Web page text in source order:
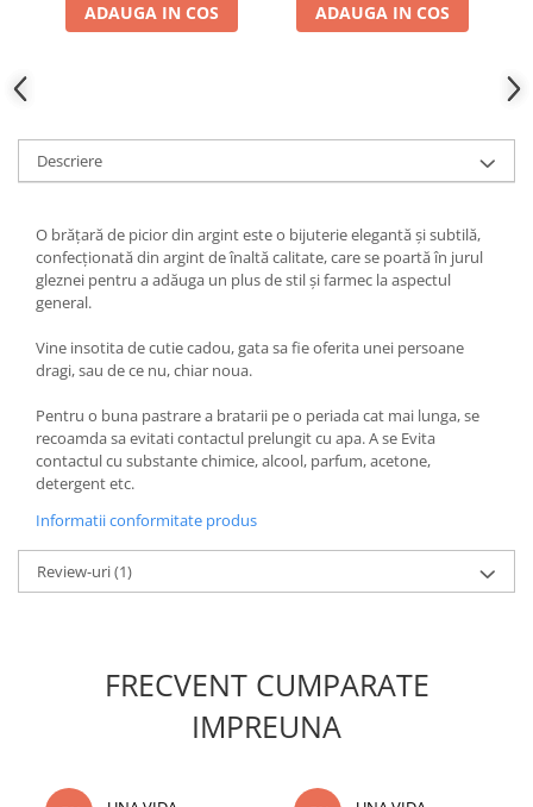
ADAUGA IN COS ADAUGA IN COS
Descriere
O brățară de picior din argint este o bijuterie elegantă și subtilă,
confecționată din argint de înaltă calitate, care se poartă în jurul
gleznei pentru a adăuga un plus de stil și farmec la aspectul
general.
Vine insotita de cutie cadou, gata sa fie oferita unei persoane
dragi, sau de ce nu, chiar noua.
Pentru o buna pastrare a bratarii pe o periada cat mai lunga, se
recoamda sa evitati contactul prelungit cu apa. A se Evita
contactul cu substante chimice, alcool, parfum, acetone,
detergent etc.
Informatii conformitate produs
Review-uri(1)
FRECVENT CUMPARATE
IMPREUNA